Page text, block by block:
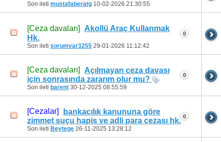
Son ileti mustafaberatg 10-02-2026 21:30:55
[Ceza davaları]
Akollü Araç Kullanmak
Hk.
Son ileti sorumvar3255 29-01-2026 11:12:42
0
[Ceza davaları]
Açılmayan ceza davası
için sonrasında zararım olur mu?
Son ileti barent 30-12-2025 08:55:59
0
[Cezalar]
bankacılık kanununa göre
zimmet suçu hapis ve adli para cezası hk.
Son ileti Beytege 26-11-2025 13:28:12
0